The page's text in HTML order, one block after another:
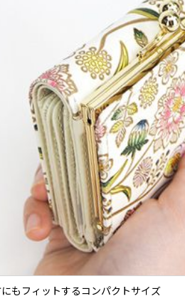
もフィットするコンパクトサイズ